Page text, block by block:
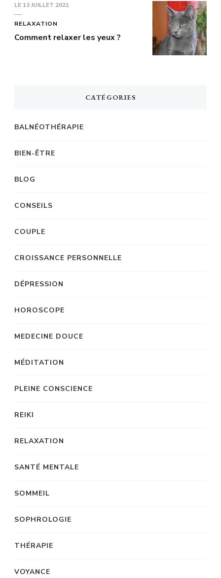
LE 13 JUILLET 2021
RELAXATION
Comment relaxer les yeux ?
CATÉGORIES
BALNÉOTHÉRAPIE
BIEN-ÊTRE
BLOG
CONSEILS
COUPLE
CROISSANCE PERSONNELLE
DÉPRESSION
HOROSCOPE
MEDECINE DOUCE
MÉDITATION
PLEINE CONSCIENCE
REIKI
RELAXATION
SANTÉ MENTALE
SOMMEIL
SOPHROLOGIE
THÉRAPIE
VOYANCE